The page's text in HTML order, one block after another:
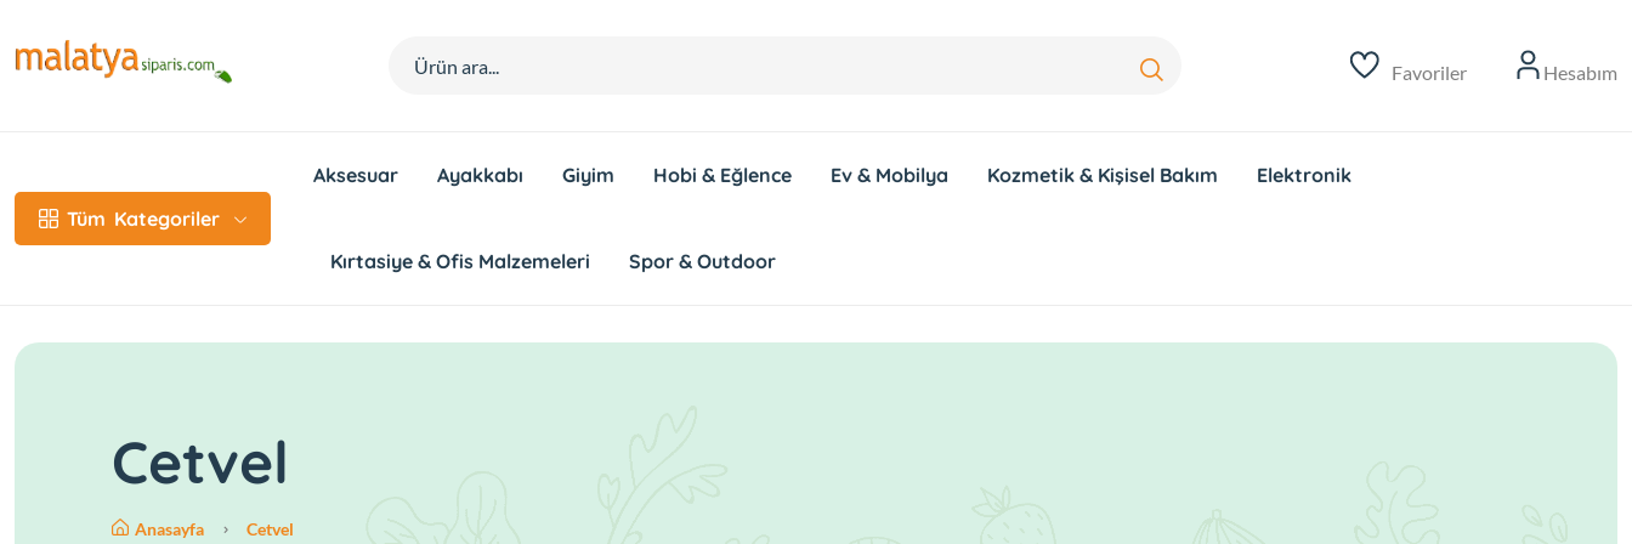
Favoriler Hesabım
Tüm Kategoriler
Aksesuar Ayakkabı Giyim Hobi & Eğlence Ev & Mobilya Kozmetik & Kişisel Bakım Elektronik
Kırtasiye & Ofis Malzemeleri Spor & Outdoor
Cetvel
Anasayfa Cetvel